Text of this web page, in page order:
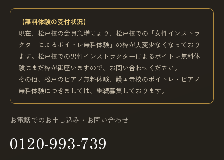
【無料体験の受付状況】
現在、松戸校の会員急増により、松戸校での「女性インストラ
クターによるボイトレ無料体験」の枠が大変少なくなっており
ます。松戸校での男性インストラクターによるボイトレ無料体
験はまだ枠が御座いますので、お問い合わせください。
その他、松戸のピアノ無料体験、護国寺校のボイトレ・ピアノ
無料体験につきましては、継続募集しております。
お電話でのお申し込み・お問い合わせ
0120-993-739